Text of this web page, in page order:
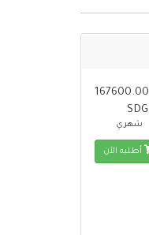
167600.00
SDG
شهري
أطلبه الآن